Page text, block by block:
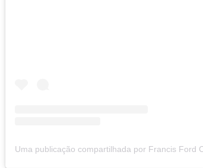
Uma publicação compartilhada por Francis Ford